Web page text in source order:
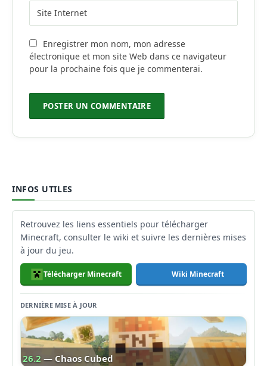
Enregistrer mon nom, mon adresse
électronique et mon site Web dans ce navigateur
pour la prochaine fois que je commenterai.
INFOS UTILES
Retrouvez les liens essentiels pour télécharger
Minecraft, consulter le wiki et suivre les dernières mises
à jour du jeu.
Télécharger Minecraft Wiki Minecraft
DERNIÈRE MISE À JOUR
26.2 — Chaos Cubed